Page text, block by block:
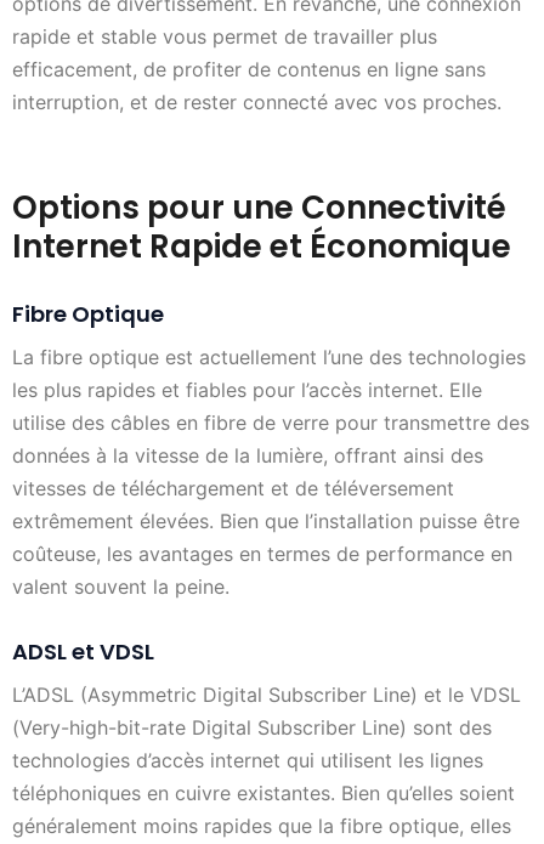
rapide et stable vous permet de travailler plus
efficacement, de profiter de contenus en ligne sans
interruption, et de rester connecté avec vos proches.
Options pour une Connectivité
Internet Rapide et Économique
Fibre Optique
La fibre optique est actuellement l’une des technologies
les plus rapides et fiables pour l’accès internet. Elle
utilise des câbles en fibre de verre pour transmettre des
données à la vitesse de la lumière, offrant ainsi des
vitesses de téléchargement et de téléversement
extrêmement élevées. Bien que l’installation puisse être
coûteuse, les avantages en termes de performance en
valent souvent la peine.
ADSL et VDSL
L’ADSL (Asymmetric Digital Subscriber Line) et le VDSL
(Very-high-bit-rate Digital Subscriber Line) sont des
technologies d’accès internet qui utilisent les lignes
téléphoniques en cuivre existantes. Bien qu’elles soient
généralement moins rapides que la fibre optique, elles